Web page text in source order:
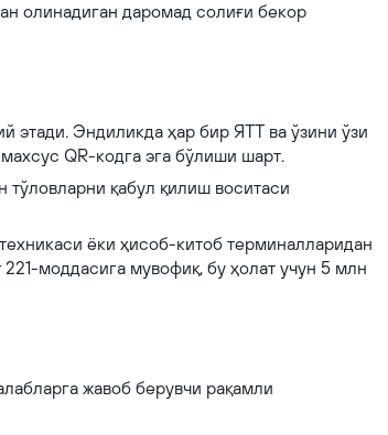
олинадиган даромад солиғи бекор
этади. Эндиликда ҳар бир ЯТТ ва ўзини ўзи
QR-кодга эга бўлиши шарт.
тўловларни қабул қилиш воситаси
ёки ҳисоб-китоб терминалларидан
моддасига мувофиқ, бу ҳолат учун 5 млн
жавоб берувчи рақамли